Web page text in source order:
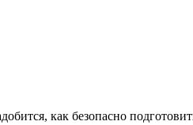
как безопасно